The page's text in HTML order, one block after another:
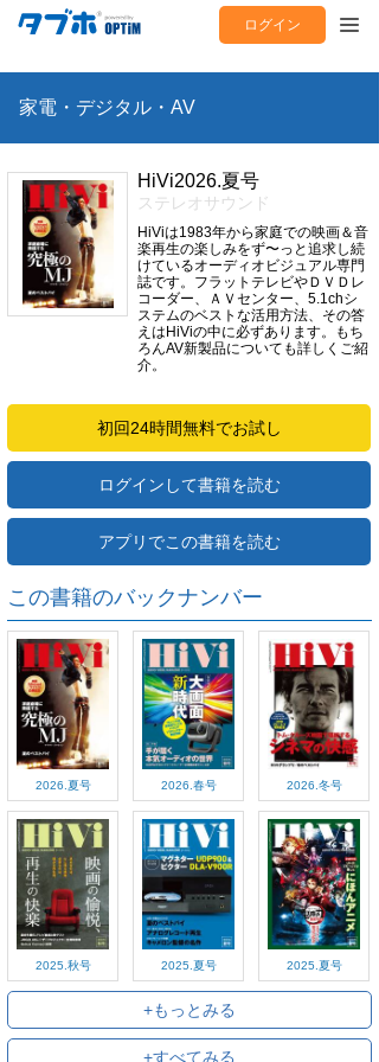
ログイン
家電・デジタル・AV
HiVi2026.夏号
ステレオサウンド
HiViは1983年から家庭での映画＆音
楽再生の楽しみをず〜っと追求し続
けているオーディオビジュアル専門
誌です。フラットテレビやＤＶＤレ
コーダー、ＡＶセンター、5.1chシ
ステムのベストな活用方法、その答
えはHiViの中に必ずあります。もち
ろんAV新製品についても詳しくご紹
介。
初回24時間無料でお試し
ログインして書籍を読む
アプリでこの書籍を読む
この書籍のバックナンバー
2026.夏号 2026.春号 2026.冬号
2025.秋号 2025.夏号 2025.夏号
+もっとみる
+すべてみる